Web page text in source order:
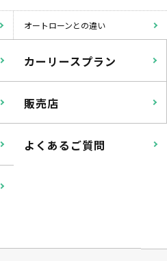
オートローンとの違い
カーリースプラン
販売店
よくあるご質問